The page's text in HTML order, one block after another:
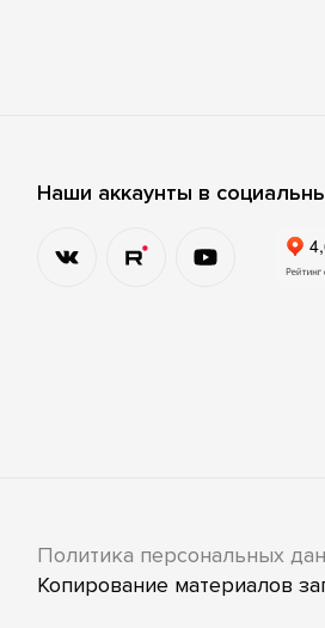
Наши аккаунты в
Политика персональных
Копирование материалов